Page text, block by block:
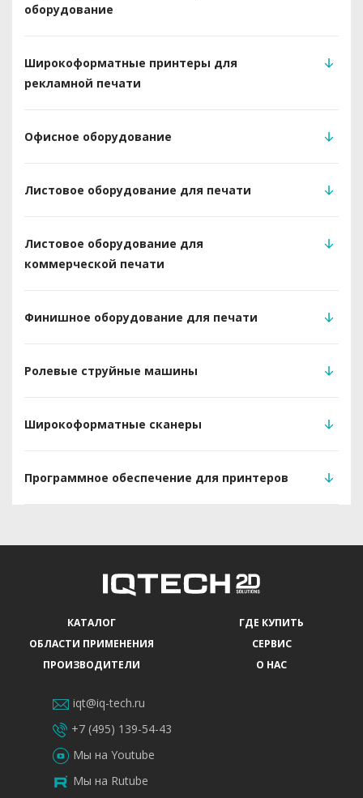
оборудование
Широкоформатные принтеры для
рекламной печати
Офисное оборудование
Листовое оборудование для печати
Листовое оборудование для
коммерческой печати
Финишное оборудование для печати
Ролевые струйные машины
Широкоформатные сканеры
Программное обеспечение для принтеров
КАТАЛОГ
ОБЛАСТИ ПРИМЕНЕНИЯ
ПРОИЗВОДИТЕЛИ
ГДЕ КУПИТЬ
СЕРВИС
О НАС
iqt@iq-tech.ru
+7 (495) 139-54-43
Мы на Youtube
Мы на Rutube